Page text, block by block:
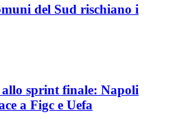
del Sud rischiano i
sprint finale: Napoli
a Figc e Uefa